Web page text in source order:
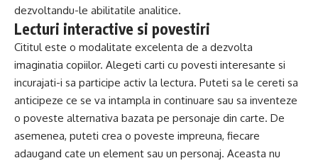
dezvoltandu-le abilitatile analitice.
Lecturi interactive si povestiri
Cititul este o modalitate excelenta de a dezvolta
imaginatia copiilor. Alegeti carti cu povesti interesante si
incurajati-i sa participe activ la lectura. Puteti sa le cereti sa
anticipeze ce se va intampla in continuare sau sa inventeze
o poveste alternativa bazata pe personaje din carte. De
asemenea, puteti crea o poveste impreuna, fiecare
adaugand cate un element sau un personaj. Aceasta nu